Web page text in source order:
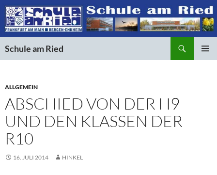
Schule am Ried
ALLGEMEIN
ABSCHIED VON DER H9
UND DEN KLASSEN DER
R10
16. JULI 2014 HINKEL